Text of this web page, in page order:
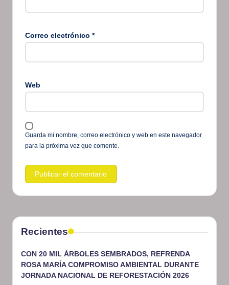
Correo electrónico *
Web
Guarda mi nombre, correo electrónico y web en este navegador
para la próxima vez que comente.
Recientes
CON 20 MIL ÁRBOLES SEMBRADOS, REFRENDA
ROSA MARÍA COMPROMISO AMBIENTAL DURANTE
JORNADA NACIONAL DE REFORESTACIÓN 2026